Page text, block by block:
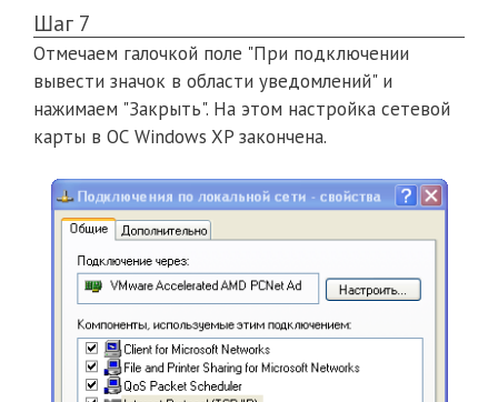
Шаг 7
Отмечаем галочкой поле "При подключении
вывести значок в области уведомлений" и
нажимаем "Закрыть". На этом настройка сетевой
карты в ОС Windows XP закончена.